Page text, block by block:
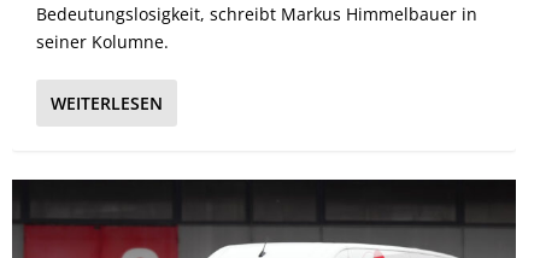
Bedeutungslosigkeit, schreibt Markus Himmelbauer in
seiner Kolumne.
WEITERLESEN